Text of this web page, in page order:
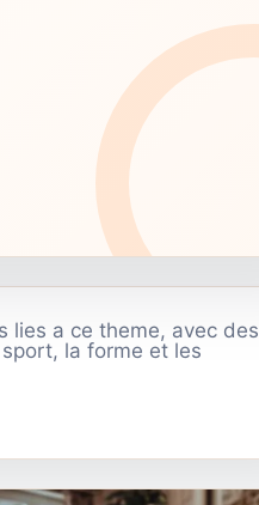
lies a ce theme, avec des
la forme et les